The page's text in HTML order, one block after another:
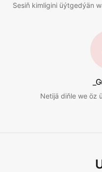
Sesiň kimligini üýtgedýän
Netijä diňle we öz